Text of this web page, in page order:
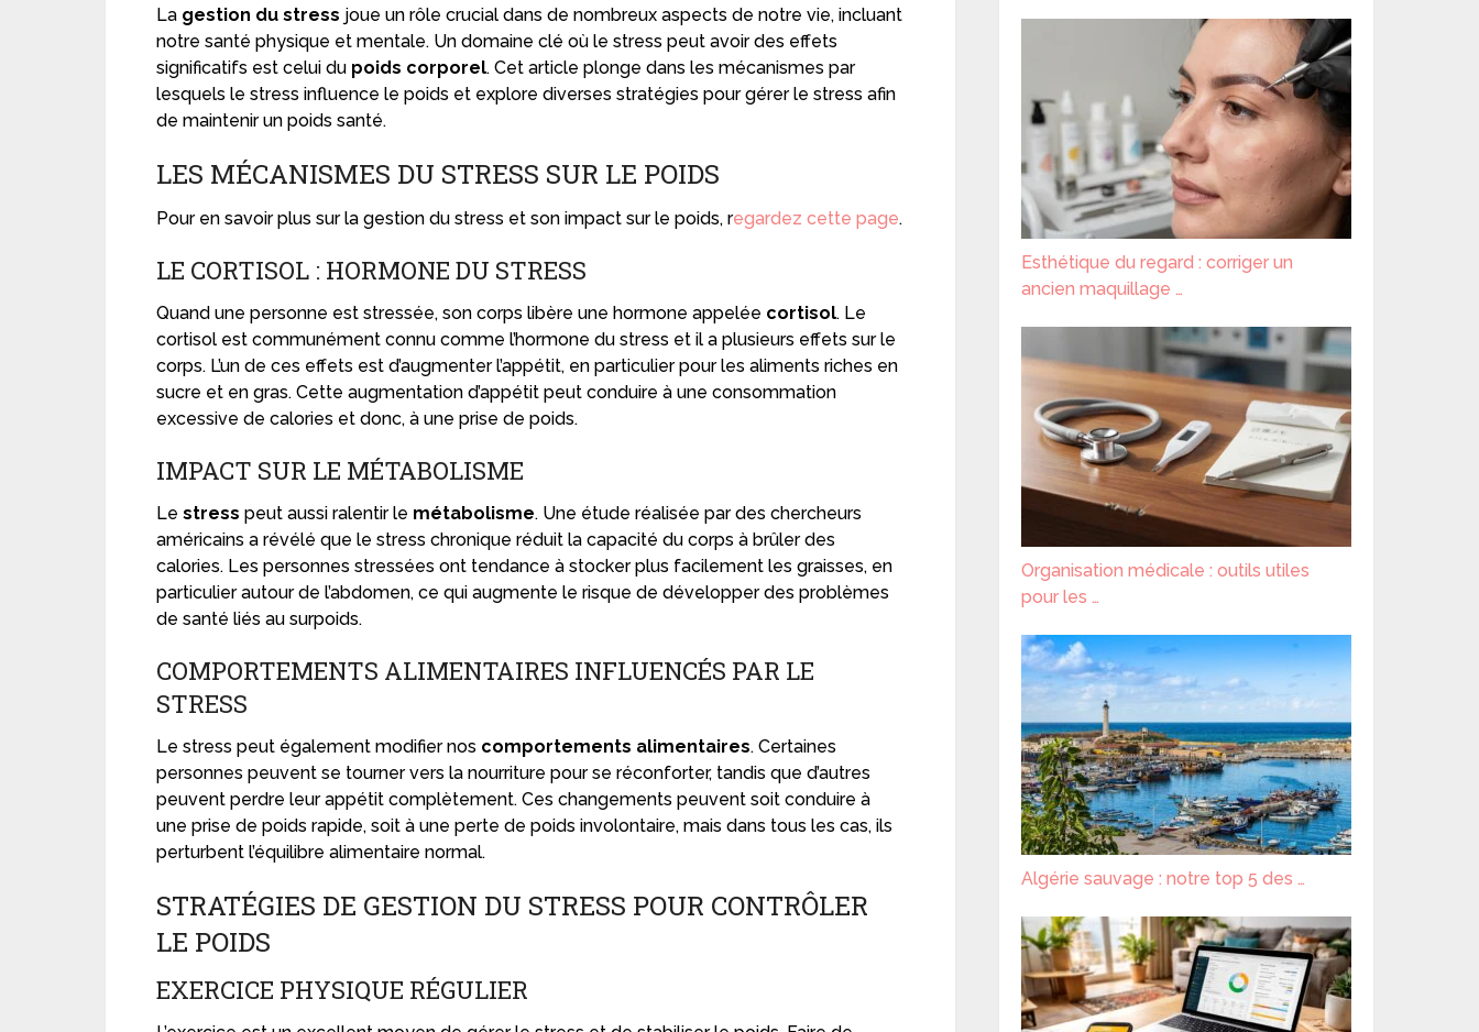
La gestion du stress joue un rôle crucial dans de nombreux aspects de notre vie, incluant
notre santé physique et mentale. Un domaine clé où le stress peut avoir des effets
significatifs est celui du poids corporel. Cet article plonge dans les mécanismes par
lesquels le stress influence le poids et explore diverses stratégies pour gérer le stress afin
de maintenir un poids santé.
LES MÉCANISMES DU STRESS SUR LE POIDS
Pour en savoir plus sur la gestion du stress et son impact sur le poids, regardez cette page.
LE CORTISOL : HORMONE DU STRESS
Quand une personne est stressée, son corps libère une hormone appelée cortisol. Le
cortisol est communément connu comme l’hormone du stress et il a plusieurs effets sur le
corps. L’un de ces effets est d’augmenter l’appétit, en particulier pour les aliments riches en
sucre et en gras. Cette augmentation d’appétit peut conduire à une consommation
excessive de calories et donc, à une prise de poids.
IMPACT SUR LE MÉTABOLISME
Le stress peut aussi ralentir le métabolisme. Une étude réalisée par des chercheurs
américains a révélé que le stress chronique réduit la capacité du corps à brûler des
calories. Les personnes stressées ont tendance à stocker plus facilement les graisses, en
particulier autour de l’abdomen, ce qui augmente le risque de développer des problèmes
de santé liés au surpoids.
COMPORTEMENTS ALIMENTAIRES INFLUENCÉS PAR LE
STRESS
Le stress peut également modifier nos comportements alimentaires. Certaines
personnes peuvent se tourner vers la nourriture pour se réconforter, tandis que d’autres
peuvent perdre leur appétit complètement. Ces changements peuvent soit conduire à
une prise de poids rapide, soit à une perte de poids involontaire, mais dans tous les cas, ils
perturbent l’équilibre alimentaire normal.
STRATÉGIES DE GESTION DU STRESS POUR CONTRÔLER
LE POIDS
EXERCICE PHYSIQUE RÉGULIER
Esthétique du regard : corriger un
ancien maquillage …
Organisation médicale : outils utiles
pour les …
Algérie sauvage : notre top 5 des …